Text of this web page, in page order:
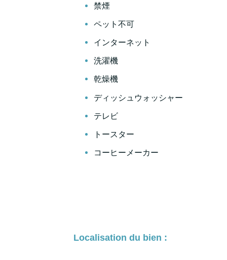
禁煙
ペット不可
インターネット
洗濯機
乾燥機
ディッシュウォッシャー
テレビ
トースター
コーヒーメーカー
Localisation du bien :